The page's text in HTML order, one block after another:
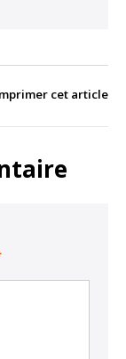
cet article